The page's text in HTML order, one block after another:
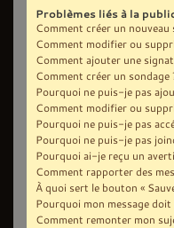
Problèmes liés à la
Comment créer un
Comment modifier ou
Comment ajouter une
Comment créer un sondage
Pourquoi ne puis-je pas
Comment modifier ou
Pourquoi ne puis-je pas
Pourquoi ne puis-je pas
Pourquoi ai-je reçu un
Comment rapporter des
À quoi sert le bouton «
Pourquoi mon message doit
Comment remonter mon